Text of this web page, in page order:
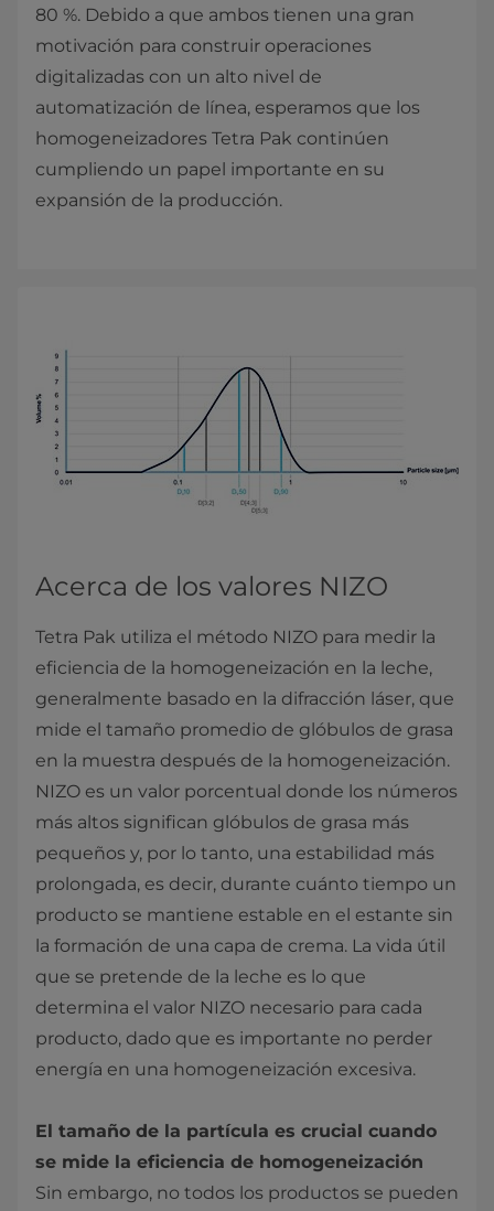
80 %. Debido a que ambos tienen una gran
motivación para construir operaciones
digitalizadas con un alto nivel de
automatización de línea, esperamos que los
homogeneizadores Tetra Pak continúen
cumpliendo un papel importante en su
expansión de la producción.
Acerca de los valores NIZO
Tetra Pak utiliza el método NIZO para medir la
eficiencia de la homogeneización en la leche,
generalmente basado en la difracción láser, que
mide el tamaño promedio de glóbulos de grasa
en la muestra después de la homogeneización.
NIZO es un valor porcentual donde los números
más altos significan glóbulos de grasa más
pequeños y, por lo tanto, una estabilidad más
prolongada, es decir, durante cuánto tiempo un
producto se mantiene estable en el estante sin
la formación de una capa de crema. La vida útil
que se pretende de la leche es lo que
determina el valor NIZO necesario para cada
producto, dado que es importante no perder
energía en una homogeneización excesiva.
El tamaño de la partícula es crucial cuando
se mide la eficiencia de homogeneización
Sin embargo, no todos los productos se pueden